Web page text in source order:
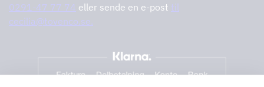
0291-47 77 74 eller sende en e-post til
cecilia@tovenco.se.